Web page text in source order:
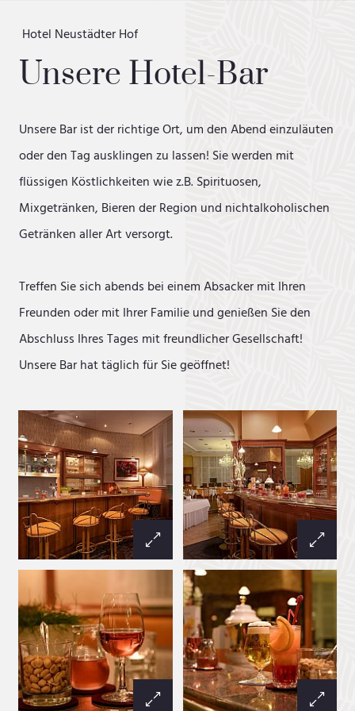
Einzelzimmer "Superior"
Doppelzimmer "Classic"
Doppelzimmer "Superior"
Junior Suite
KULINARIK
Restaurant Valentin
Frühstück
Biergarten & Lounge
Hotel-Bar
Tisch reservieren
FEIERN
Hotel Neustädter Hof
Unsere Hotel-Bar
Unsere Bar ist der richtige Ort, um den Abend einzuläuten
oder den Tag ausklingen zu lassen! Sie werden mit
flüssigen Köstlichkeiten wie z.B. Spirituosen,
Mixgetränken, Bieren der Region und nichtalkoholischen
Getränken aller Art versorgt.
Treffen Sie sich abends bei einem Absacker mit Ihren
Freunden oder mit Ihrer Familie und genießen Sie den
Abschluss Ihres Tages mit freundlicher Gesellschaft!
Unsere Bar hat täglich für Sie geöffnet!